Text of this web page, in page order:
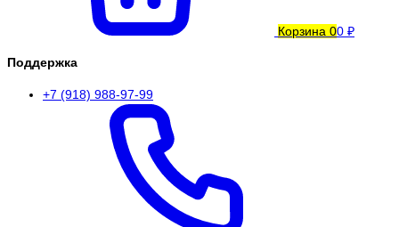
Корзина 00 ₽
Поддержка
+7 (918) 988-97-99